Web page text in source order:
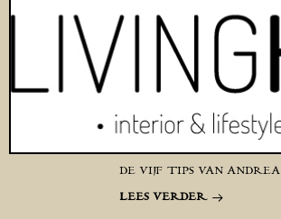
DE VIJF TIPS VAN ANDREA
LEES VERDER